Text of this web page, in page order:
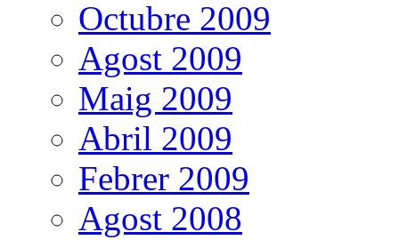
Octubre 2009
Agost 2009
Maig 2009
Abril 2009
Febrer 2009
Agost 2008